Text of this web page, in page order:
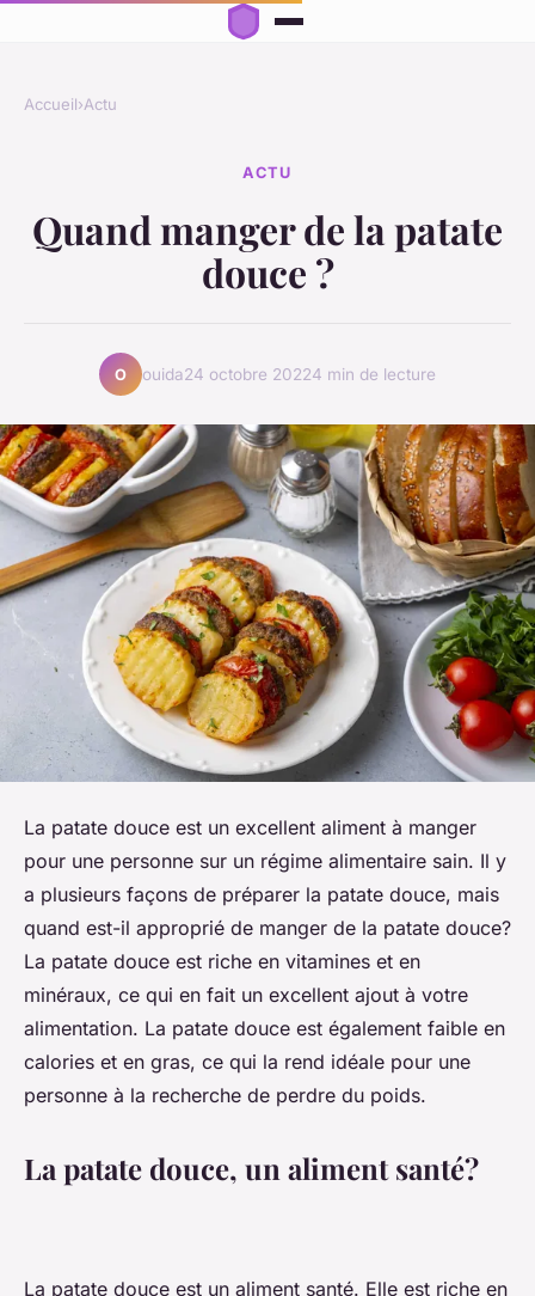
Accueil›Actu
ACTU
Quand manger de la patate
douce ?
O ouida24 octobre 20224 min de lecture
La patate douce est un excellent aliment à manger
pour une personne sur un régime alimentaire sain. Il y
a plusieurs façons de préparer la patate douce, mais
quand est-il approprié de manger de la patate douce?
La patate douce est riche en vitamines et en
minéraux, ce qui en fait un excellent ajout à votre
alimentation. La patate douce est également faible en
calories et en gras, ce qui la rend idéale pour une
personne à la recherche de perdre du poids.
La patate douce, un aliment santé?
La patate douce est un aliment santé. Elle est riche en